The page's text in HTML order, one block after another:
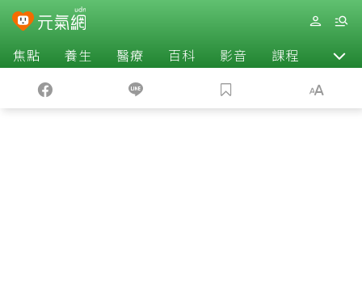
焦點 養生 醫療 百科 影音 課程 退休